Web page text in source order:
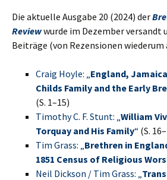
Die aktuelle Ausgabe 20 (2024) der
Reviewwurde im Dezember versandt
Beiträge (von Rezensionen wiederum
Craig Hoyle: „England,
Childs Family and the Early
(S. 1–15)
Timothy C. F. Stunt: „William
Torquay and His Family“ (S.
Tim Grass: „Brethren in
1851 Census of Religious
Neil Dickson / Tim Grass: „